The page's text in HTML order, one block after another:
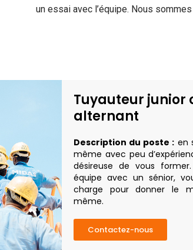
un essai avec l’équipe. Nous
Tuyauteur junior
alternant
Description du poste : en
même avec peu
désireuse de vous
équipe avec un sénior,
charge pour donner le
même.
Contactez-nous